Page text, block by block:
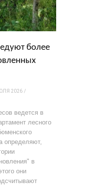
более
2026
ведется в
лесного
определяют,
в
они